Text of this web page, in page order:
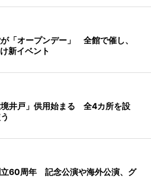
「オープンデー」 全館で催し、
新イベント
境井戸」供用始まる 全4カ所を設
立60周年 記念公演や海外公演、グ